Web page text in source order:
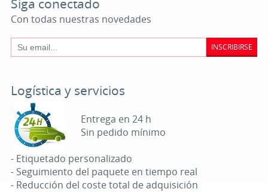
Siga conectado
Con todas nuestras novedades
INSCRIBIRSE
Logística y servicios
Entrega en 24 h
Sin pedido mínimo
- Etiquetado personalizado
- Seguimiento del paquete en tiempo real
- Reducción del coste total de adquisición